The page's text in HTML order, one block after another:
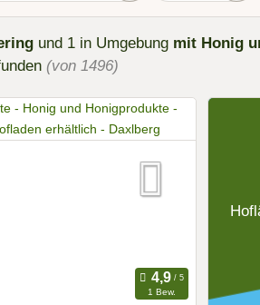
und 1 in Umgebung mit Honig
(von 1496)
1 Bew.